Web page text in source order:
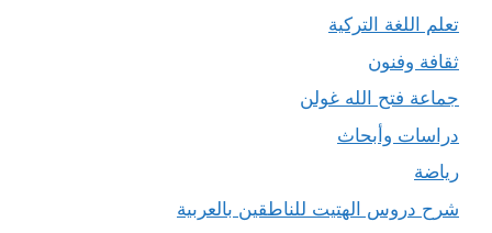
تعلم اللغة التركية
ثقافة وفنون
جماعة فتح الله غولن
دراسات وأبحاث
رياضة
شرح دروس الهتيت للناطقين بالعربية